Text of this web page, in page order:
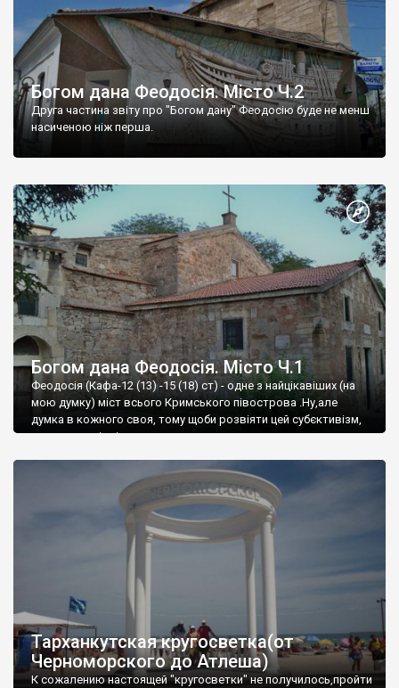
Богом дана Феодосія. Місто Ч.2
Друга частина звіту про "Богом дану" Феодосію буде не менш
насиченою ніж перша.
Богом дана Феодосія. Місто Ч.1
Феодосія (Кафа-12 (13) -15 (18) ст) - одне з найцікавіших (на
мою думку) міст всього Кримського півострова .Ну,але
думка в кожного своя, тому щоби розвіяти цей субєктивізм,
запрошую відвідати це
Тарханкутская кругосветка(от
Черноморского до Атлеша)
К сожалению настоящей "кругосветки" не получилось,пройти